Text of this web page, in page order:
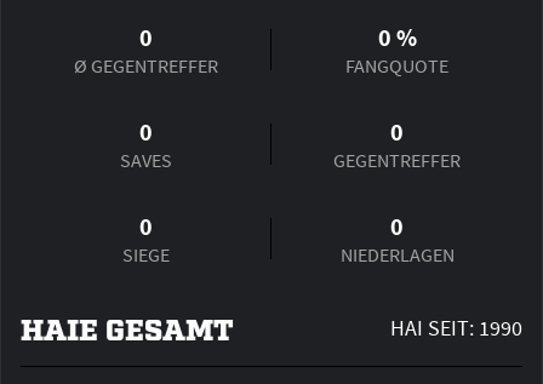
0
Ø GEGENTREFFER
0 %
FANGQUOTE
0
SAVES
0
GEGENTREFFER
0
SIEGE
0
NIEDERLAGEN
HAIE GESAMT HAI SEIT: 1990